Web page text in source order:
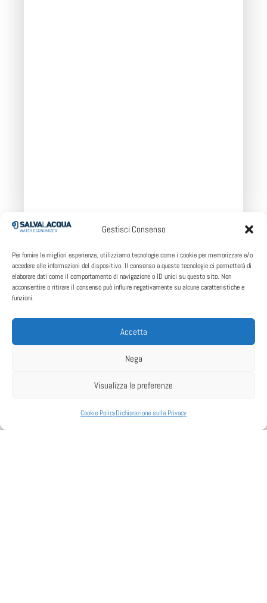
Gestisci Consenso
Per fornire le migliori esperienze, utilizziamo tecnologie come i cookie per memorizzare e/o
accedere alle informazioni del dispositivo. Il consenso a queste tecnologie ci permetterà di
elaborare dati come il comportamento di navigazione o ID unici su questo sito. Non
acconsentire o ritirare il consenso può influire negativamente su alcune caratteristiche e
funzioni.
Accetta
Nega
Visualizza le preferenze
Cookie PolicyDichiarazione sulla Privacy
COMPAT 2
V
KW
Macchine
Collegabili
COMPAT 2
2000